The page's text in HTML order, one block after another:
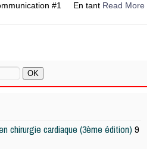
#1 En tant Read More
chirurgie cardiaque (3ème édition) 9